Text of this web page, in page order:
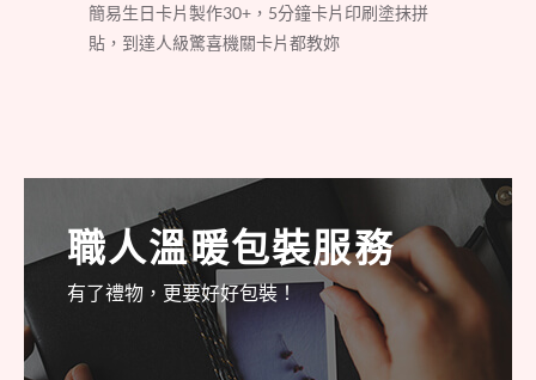
簡易生日卡片製作30+，5分鐘卡片印刷塗抹拼
貼，到達人級驚喜機關卡片都教妳
職人溫暖包裝服務
有了禮物，更要好好包裝！